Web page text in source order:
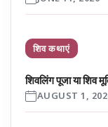
शिव कथाएं
शिवलिंग पूजा या शिव
AUGUST 1,